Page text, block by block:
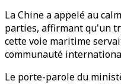
La Chine a appelé au
parties, affirmant qu'un
cette voie maritime
communauté
Le porte-parole du